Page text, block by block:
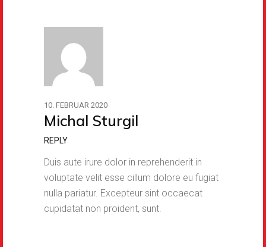
10. FEBRUAR 2020
Michal Sturgil
REPLY
Duis aute irure dolor in reprehenderit in
voluptate velit esse cillum dolore eu fugiat
nulla pariatur. Excepteur sint occaecat
cupidatat non proident, sunt.